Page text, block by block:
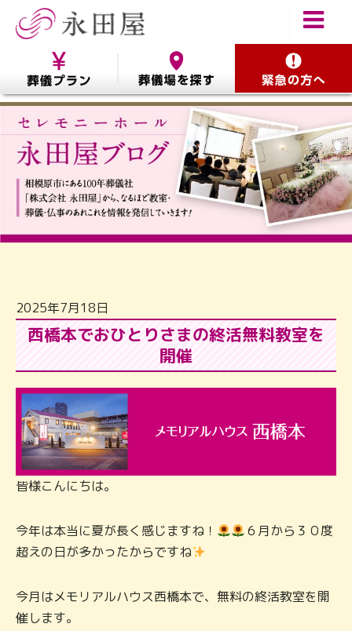
2025年7月18日
西橋本でおひとりさまの終活無料教室を
開催
皆様こんにちは。
今年は本当に夏が長く感じますね！
６月から３０度
超えの日が多かったからですね
今月はメモリアルハウス西橋本で、無料の終活教室を開
催します。